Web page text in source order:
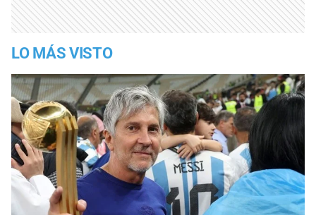
LO MÁS VISTO